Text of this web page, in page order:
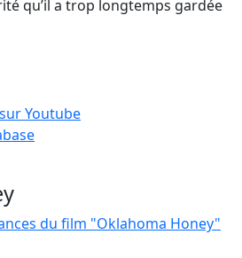
qu’il a trop longtemps gardée
Youtube
du film "Oklahoma Honey"